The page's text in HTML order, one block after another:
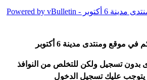
في موقع ومنتدى مدينة 6 أكتوبر
بدون تسجيل ولكن للتخلص من النوافذ
يتوجب عليك تسجيل الدخول